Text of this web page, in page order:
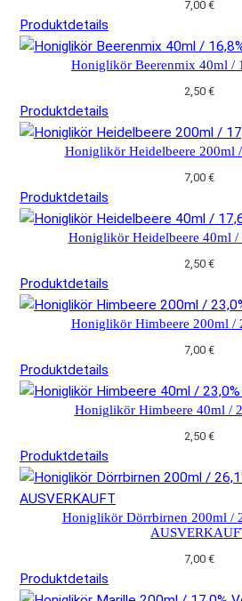
7,00 €
Produktdetails
Honiglikör Beerenmix 40ml /
2,50 €
Produktdetails
Honiglikör Heidelbeere 200ml
7,00 €
Produktdetails
Honiglikör Heidelbeere 40ml
2,50 €
Produktdetails
Honiglikör Himbeere 200ml /
7,00 €
Produktdetails
Honiglikör Himbeere 40ml /
2,50 €
Produktdetails
Honiglikör Dörrbirnen 200ml /
7,00 €
Produktdetails